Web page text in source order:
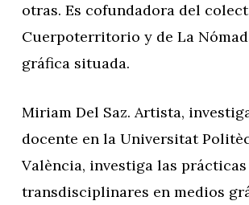
otras. Es cofundadora del
Cuerpoterritorio y de La
gráfica situada.
Miriam Del Saz. Artista,
docente en la Universitat
València, investiga las
transdisciplinares en medios